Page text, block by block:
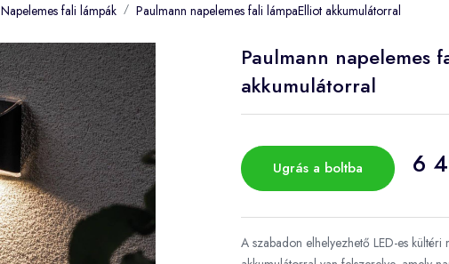
Napelemes fali lámpák Paulmann napelemes fali lámpaElliot akkumulátorral
Paulmann napelemes
akkumulátorral
Ugrás a boltba 6
A szabadon elhelyezhető LED-es